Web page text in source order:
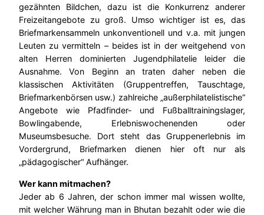
gezähnten Bildchen, dazu ist die Konkurrenz anderer
Freizeitangebote zu groß. Umso wichtiger ist es, das
Briefmarkensammeln unkonventionell und v.a. mit jungen
Leuten zu vermitteln – beides ist in der weitgehend von
alten Herren dominierten Jugendphilatelie leider die
Ausnahme. Von Beginn an traten daher neben die
klassischen Aktivitäten (Gruppentreffen, Tauschtage,
Briefmarkenbörsen usw.) zahlreiche „außerphilatelistische“
Angebote wie Pfadfinder- und Fußballtrainingslager,
Bowlingabende, Erlebniswochenenden oder
Museumsbesuche. Dort steht das Gruppenerlebnis im
Vordergrund, Briefmarken dienen hier oft nur als
„pädagogischer“ Aufhänger.
Wer kann mitmachen?
Jeder ab 6 Jahren, der schon immer mal wissen wollte,
mit welcher Währung man in Bhutan bezahlt oder wie die